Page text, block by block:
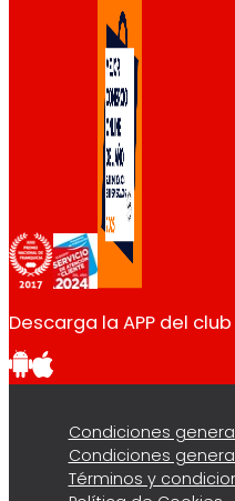
Descarga la APP del club
Condiciones
Condiciones
Términos y